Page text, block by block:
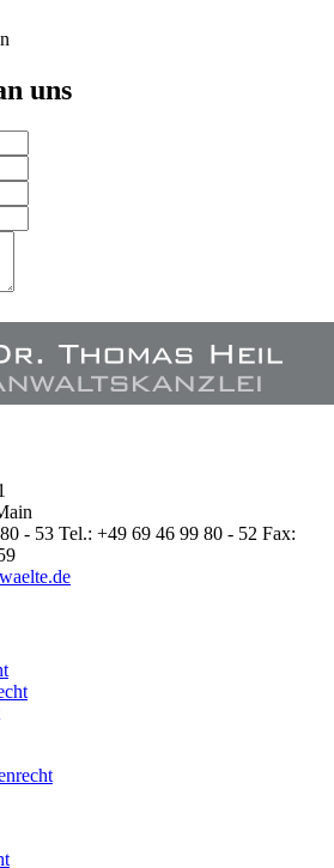
uns
- 53 Tel.: +49 69 46 99 80 - 52 Fax: